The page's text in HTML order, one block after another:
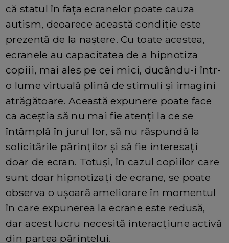
că statul în fața ecranelor poate cauza
autism, deoarece această condiție este
prezentă de la naștere. Cu toate acestea,
ecranele au capacitatea de a hipnotiza
copiii, mai ales pe cei mici, ducându-i într-
o lume virtuală plină de stimuli și imagini
atrăgătoare. Această expunere poate face
ca aceștia să nu mai fie atenți la ce se
întâmplă în jurul lor, să nu răspundă la
solicitările părinților și să fie interesați
doar de ecran. Totuși, în cazul copiilor care
sunt doar hipnotizați de ecrane, se poate
observa o ușoară ameliorare în momentul
în care expunerea la ecrane este redusă,
dar acest lucru necesită interacțiune activă
din partea părintelui.